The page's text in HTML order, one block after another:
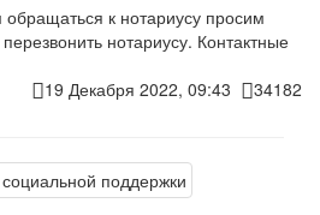
к нотариусу просим
нотариусу. Контактные
19 Декабря 2022, 09:43
34182